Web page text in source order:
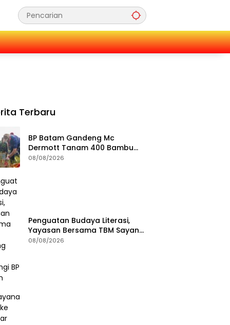
Terbaru
BP Batam Gandeng Mc
Dermott Tanam 400 Bambu
Betung di Bendungan Sei
08/08/2026
Penguatan Budaya Literasi,
Yayasan Bersama TBM Sayang
Anak Kunjungi BP Batam
08/08/2026